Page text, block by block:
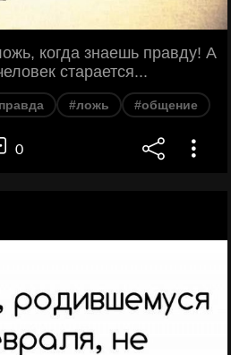
когда знаешь правду! А
старается...
#ложь #общение
0